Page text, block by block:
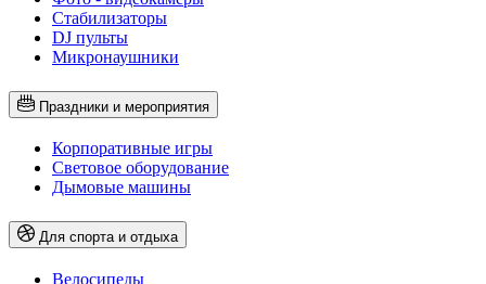
Стабилизаторы
DJ пульты
Микронаушники
Праздники и мероприятия
Корпоративные игры
Световое оборудование
Дымовые машины
Для спорта и отдыха
Велосипеды